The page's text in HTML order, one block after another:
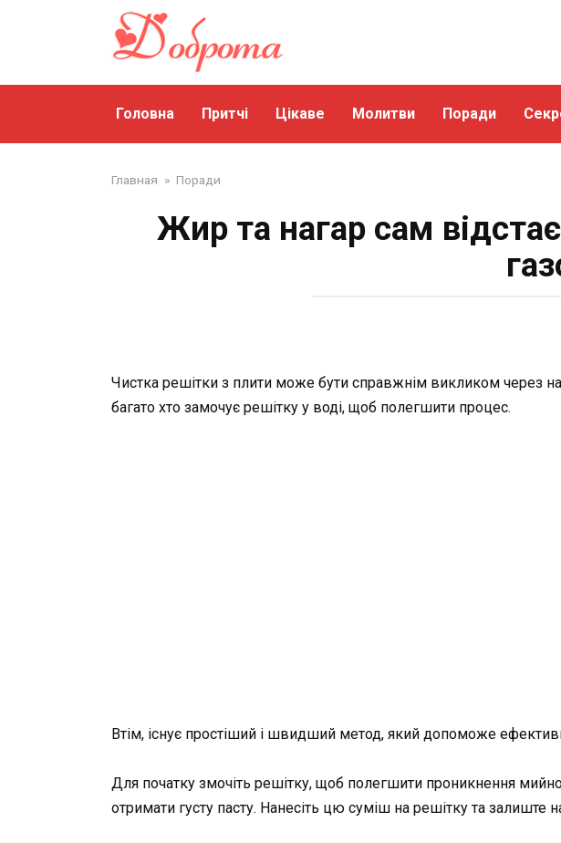
Головна Притчі Цікаве Молитви Поради
Главная » Поради
Жир та нагар сам
Чистка решітки з плити може бути справжнім викликом через
багато хто замочує решітку у воді, щоб полегшити процес.
Втім, існує простіший і швидший метод, який допоможе
Для початку змочіть решітку, щоб полегшити проникнення
отримати густу пасту. Нанесіть цю суміш на решітку та залиште